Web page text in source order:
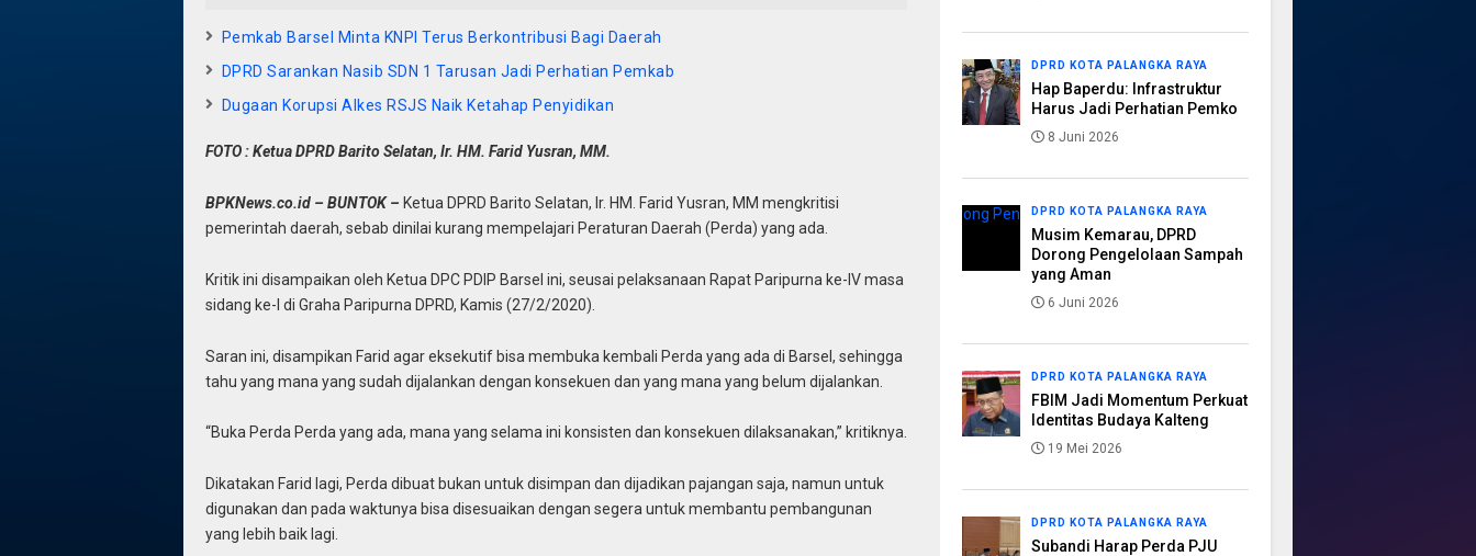
Pemkab Barsel Minta KNPI Terus Berkontribusi Bagi Daerah
DPRD Sarankan Nasib SDN 1 Tarusan Jadi Perhatian Pemkab
Dugaan Korupsi Alkes RSJS Naik Ketahap Penyidikan
FOTO : Ketua DPRD Barito Selatan, Ir. HM. Farid Yusran, MM.
BPKNews.co.id – BUNTOK – Ketua DPRD Barito Selatan, Ir. HM. Farid Yusran, MM mengkritisi
pemerintah daerah, sebab dinilai kurang mempelajari Peraturan Daerah (Perda) yang ada.
Kritik ini disampaikan oleh Ketua DPC PDIP Barsel ini, seusai pelaksanaan Rapat Paripurna ke-IV masa
sidang ke-I di Graha Paripurna DPRD, Kamis (27/2/2020).
Saran ini, disampikan Farid agar eksekutif bisa membuka kembali Perda yang ada di Barsel, sehingga
tahu yang mana yang sudah dijalankan dengan konsekuen dan yang mana yang belum dijalankan.
“Buka Perda Perda yang ada, mana yang selama ini konsisten dan konsekuen dilaksanakan,” kritiknya.
Dikatakan Farid lagi, Perda dibuat bukan untuk disimpan dan dijadikan pajangan saja, namun untuk
digunakan dan pada waktunya bisa disesuaikan dengan segera untuk membantu pembangunan
yang lebih baik lagi.
DPRD KOTA PALANGKA RAYA
Hap Baperdu: Infrastruktur
Harus Jadi Perhatian Pemko
8 Juni 2026
DPRD KOTA PALANGKA RAYA
Musim Kemarau, DPRD
Dorong Pengelolaan Sampah
yang Aman
6 Juni 2026
DPRD KOTA PALANGKA RAYA
FBIM Jadi Momentum Perkuat
Identitas Budaya Kalteng
19 Mei 2026
DPRD KOTA PALANGKA RAYA
Subandi Harap Perda PJU